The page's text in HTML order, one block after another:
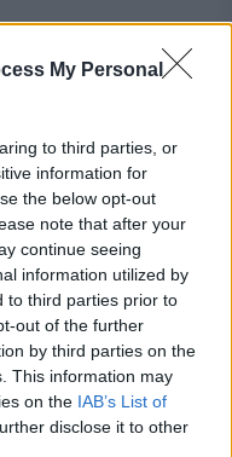
My Personal
to third parties, or
information for
the below opt-out
note that after your
continue seeing
information utilized by
to third parties prior to
out of the further
by third parties on the
This information may
on the IAB’s List of
disclose it to other
din